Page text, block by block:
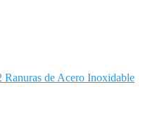
de Acero Inoxidable